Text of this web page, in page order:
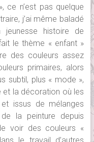
ce n’est pas quelque
j’ai même baladé
histoire de
le thème « enfant »
des couleurs assez
primaires, alors
subtil, plus « mode »,
et la décoration où les
issus de mélanges
la peinture depuis
voir des couleurs «
le travail d’autres